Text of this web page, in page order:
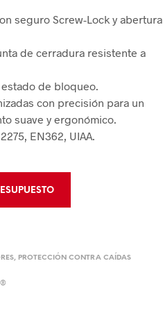
Bloqueo
Bloqueo
Y CONTROL
Áreas
de Rescate
seguro Screw-Lock y abertura
de cerradura resistente a
de bloqueo.
con precisión para un
suave y ergonómico.
EN362, UIAA.
, PROTECCIÓN CONTRA CAÍDAS